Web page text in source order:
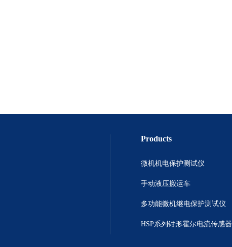
Products
微机机电保护测试仪
手动液压搬运车
多功能微机继电保护测试仪
HSP系列钳形霍尔电流传感器